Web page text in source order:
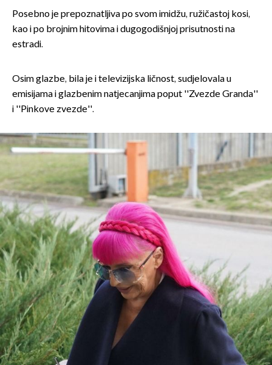
Posebno je prepoznatljiva po svom imidžu, ružičastoj kosi,
kao i po brojnim hitovima i dugogodišnjoj prisutnosti na
estradi.
Osim glazbe, bila je i televizijska ličnost, sudjelovala u
emisijama i glazbenim natjecanjima poput ''Zvezde Granda''
i ''Pinkove zvezde''.